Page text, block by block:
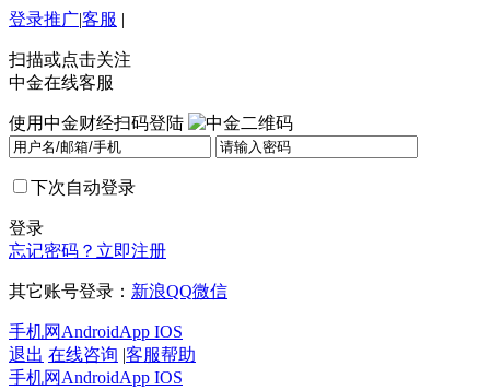
登录推广|客服 |
扫描或点击关注
中金在线客服
使用中金财经扫码登陆
下次自动登录
登录
忘记密码？ 立即注册
其它账号登录： 新浪QQ微信
手机网 AndroidApp IOS
退出 在线咨询 |客服帮助
手机网 AndroidApp IOS